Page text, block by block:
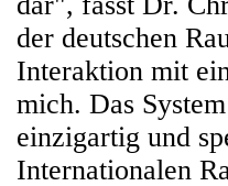
der deutschen
Interaktion mit
mich. Das
einzigartig und
Internationalen